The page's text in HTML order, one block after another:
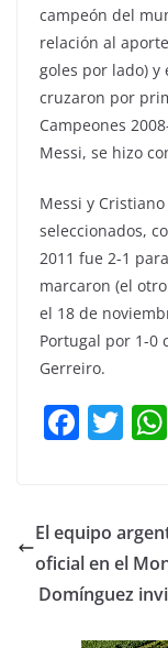
campeón del
relación al
goles por lado) y
cruzaron por
Campeones
Messi, se hizo
Messi y
seleccionados,
2011 fue 2-1
marcaron (el
el 18 de
Portugal por 1-0
Gerreiro.
F
a
e
b
o
o
T
w
er
El equipo
oficial en el
Domínguez